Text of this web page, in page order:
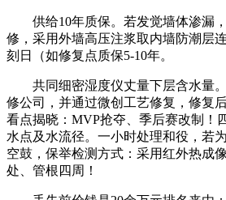
供给10年质保。若发觉墙体渗漏
修，采用外墙高压注浆取内墙防潮层
刻日（如修复点质保5-10年。
共同细密湿度仪丈量下层含水量。
修公司，并通过微创工艺修复，修复
看点揭晓：MVP抢夺、季后赛改制！
水点及水流径。一小时处理和役，若
空鼓，保举检测方式：采用红外热成
处、管根四周！